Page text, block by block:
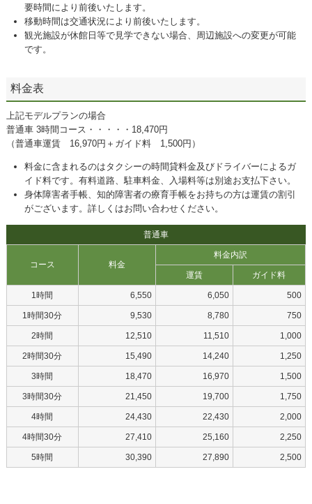
要時間により前後いたします。
移動時間は交通状況により前後いたします。
観光施設が休館日等で見学できない場合、周辺施設への変更が可能
です。
料金表
上記モデルプランの場合
普通車 3時間コース・・・・・18,470円
（普通車運賃 16,970円＋ガイド料 1,500円）
料金に含まれるのはタクシーの時間貸料金及びドライバーによるガ
イド料です。有料道路、駐車料金、入場料等は別途お支払下さい。
身体障害者手帳、知的障害者の療育手帳をお持ちの方は運賃の割引
がございます。詳しくはお問い合わせください。
普通車
コース 料金
料金内訳
運賃 ガイド料
1時間 6,550 6,050 500
1時間30分 9,530 8,780 750
2時間 12,510 11,510 1,000
2時間30分 15,490 14,240 1,250
3時間 18,470 16,970 1,500
3時間30分 21,450 19,700 1,750
4時間 24,430 22,430 2,000
4時間30分 27,410 25,160 2,250
5時間 30,390 27,890 2,500